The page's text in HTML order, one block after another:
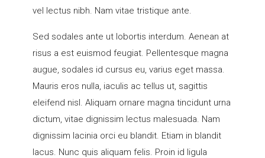
vel lectus nibh. Nam vitae tristique ante.
Sed sodales ante ut lobortis interdum. Aenean at
risus a est euismod feugiat. Pellentesque magna
augue, sodales id cursus eu, varius eget massa.
Mauris eros nulla, iaculis ac tellus ut, sagittis
eleifend nisl. Aliquam ornare magna tincidunt urna
dictum, vitae dignissim lectus malesuada. Nam
dignissim lacinia orci eu blandit. Etiam in blandit
lacus. Nunc quis aliquam felis. Proin id ligula